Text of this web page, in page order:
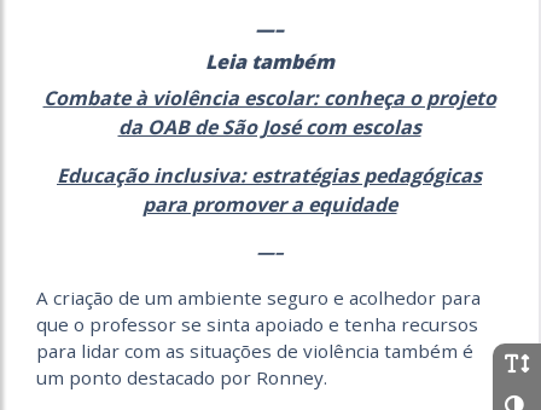
—–
Leia também
Combate à violência escolar: conheça o projeto
da OAB de São José com escolas
Educação inclusiva: estratégias pedagógicas
para promover a equidade
—–
A criação de um ambiente seguro e acolhedor para
que o professor se sinta apoiado e tenha recursos
para lidar com as situações de violência também é
um ponto destacado por Ronney.